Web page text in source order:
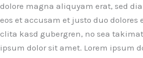
dolore magna aliquyam erat, sed
eos et accusam et justo duo dolores
clita kasd gubergren, no sea
ipsum dolor sit amet. Lorem ipsum